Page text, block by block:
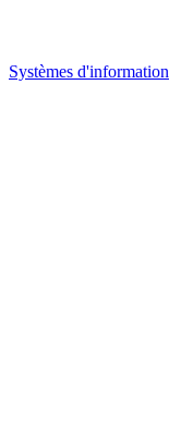
Systèmes d'information